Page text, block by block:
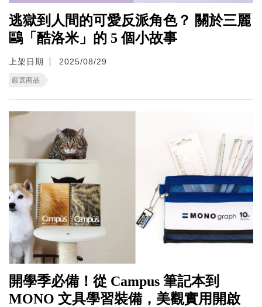
逃獄到人間的可愛反派角色？ 關於三麗
鷗「酷洛米」的 5 個小故事
上架日期 2025/08/29
嚴選商品
開學季必備！從 Campus 筆記本到
MONO 文具學習裝備，美觀實用開啟